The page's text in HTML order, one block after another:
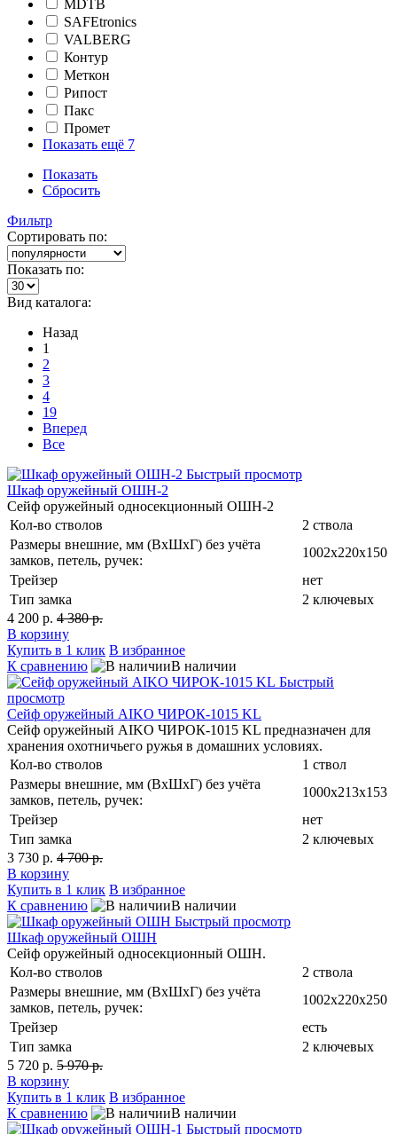
MDTB
SAFEtronics
VALBERG
Контур
Меткон
Рипост
Пакс
Промет
Показать ещё 7
Показать
Сбросить
Фильтр
Сортировать по:
Показать по:
Вид каталога:
Назад
1
2
3
4
19
Вперед
Все
Быстрый просмотр
Шкаф оружейный ОШН-2
Сейф оружейный односекционный ОШН-2
Кол-во стволов
2 ствола
Размеры внешние, мм (ВхШхГ) без учёта
замков, петель, ручек:
1002х220х150
Трейзер
нет
Тип замка
2 ключевых
4 200 р. 4 380 р.
В корзину
Купить в 1 клик В избранное
К сравнению
В наличии
Быстрый
просмотр
Сейф оружейный AIKO ЧИРОК-1015 KL
Сейф оружейный AIKO ЧИРОК-1015 KL предназначен для
хранения охотничьего ружья в домашних условиях.
Кол-во стволов
1 ствол
Размеры внешние, мм (ВхШхГ) без учёта
замков, петель, ручек:
1000x213x153
Трейзер
нет
Тип замка
2 ключевых
3 730 р. 4 700 р.
В корзину
Купить в 1 клик В избранное
К сравнению
В наличии
Быстрый просмотр
Шкаф оружейный ОШН
Сейф оружейный односекционный ОШН.
Кол-во стволов
2 ствола
Размеры внешние, мм (ВхШхГ) без учёта
замков, петель, ручек:
1002х220х250
Трейзер
есть
Тип замка
2 ключевых
5 720 р. 5 970 р.
В корзину
Купить в 1 клик В избранное
К сравнению
В наличии
Быстрый просмотр